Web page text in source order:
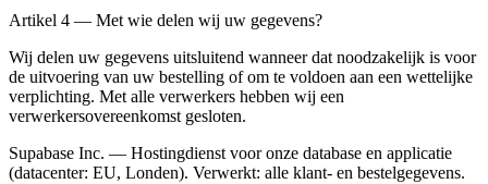
Artikel 4 — Met wie delen wij uw gegevens?
Wij delen uw gegevens uitsluitend wanneer dat noodzakelijk is voor
de uitvoering van uw bestelling of om te voldoen aan een wettelijke
verplichting. Met alle verwerkers hebben wij een
verwerkersovereenkomst gesloten.
Supabase Inc. — Hostingdienst voor onze database en applicatie
(datacenter: EU, Londen). Verwerkt: alle klant- en bestelgegevens.